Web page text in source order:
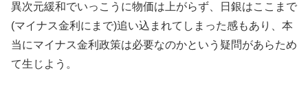
異次元緩和でいっこうに物価は上がらず、日銀はここまで
(マイナス金利にまで)追い込まれてしまった感もあり、本
当にマイナス金利政策は必要なのかという疑問があらため
て生じよう。